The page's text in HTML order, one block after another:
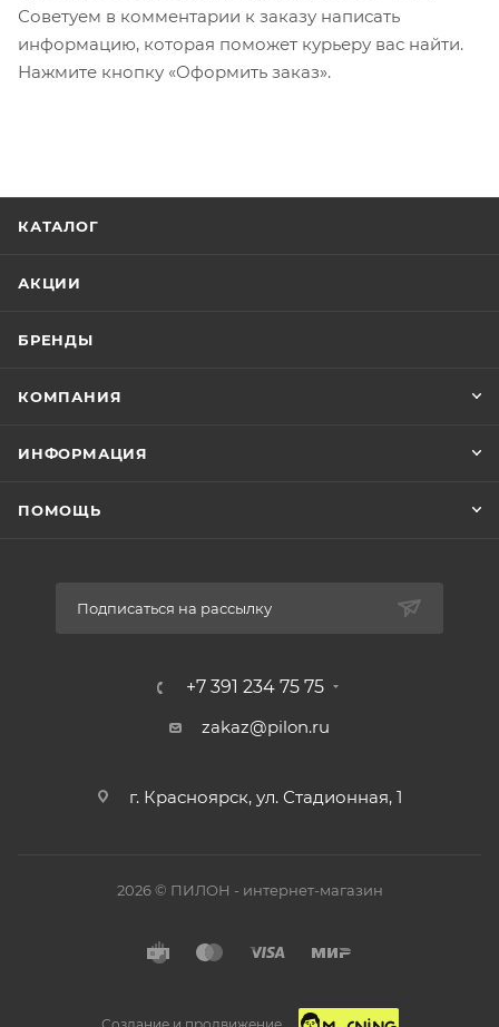
Советуем в комментарии к заказу написать
информацию, которая поможет курьеру вас найти.
Нажмите кнопку «Оформить заказ».
КАТАЛОГ
АКЦИИ
БРЕНДЫ
КОМПАНИЯ
ИНФОРМАЦИЯ
ПОМОЩЬ
Подписаться на рассылку
+7 391 234 75 75
zakaz@pilon.ru
г. Красноярск, ул. Стадионная, 1
2026 © ПИЛОН - интернет-магазин